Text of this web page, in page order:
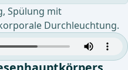
Spülung mit
Durchleuchtung.